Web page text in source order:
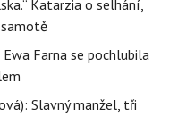
Katarzia o selhání,
Farna se pochlubila
Slavný manžel, tři